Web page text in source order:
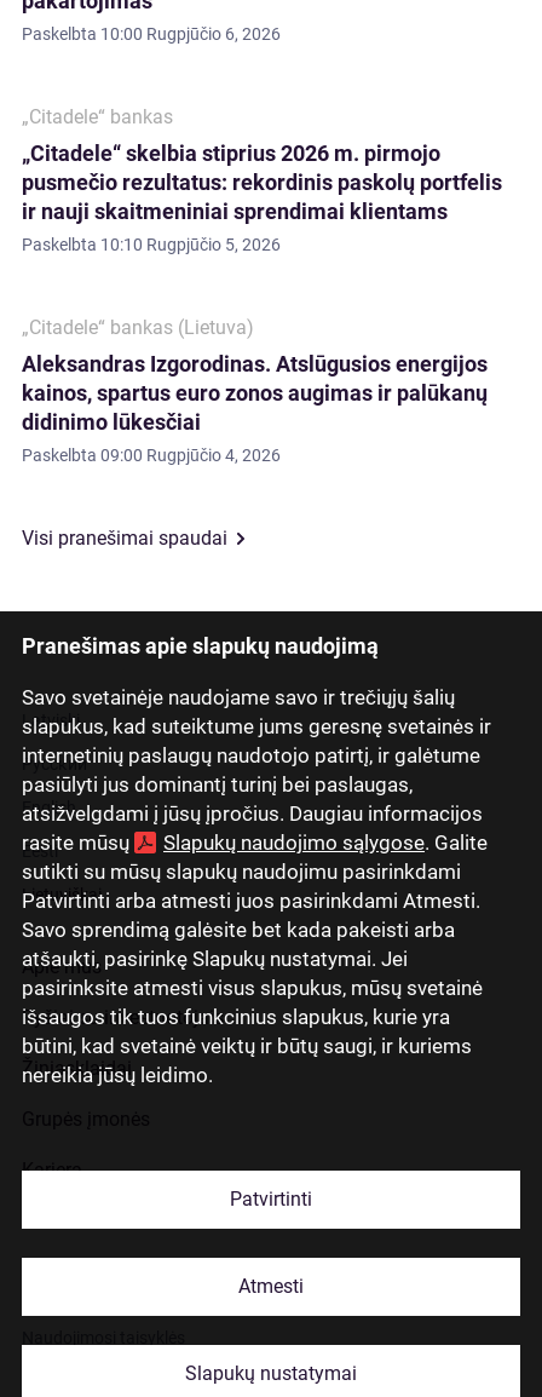
Pranešimas apie slapukų naudojimą
Savo svetainėje naudojame savo ir trečiųjų šalių
slapukus, kad suteiktume jums geresnę svetainės ir
internetinių paslaugų naudotojo patirtį, ir galėtume
pasiūlyti jus dominantį turinį bei paslaugas,
atsižvelgdami į jūsų įpročius. Daugiau informacijos
rasite mūsų
Slapukų naudojimo sąlygose. Galite
sutikti su mūsų slapukų naudojimu pasirinkdami
Patvirtinti arba atmesti juos pasirinkdami Atmesti.
Savo sprendimą galėsite bet kada pakeisti arba
atšaukti, pasirinkę Slapukų nustatymai. Jei
pasirinksite atmesti visus slapukus, mūsų svetainė
išsaugos tik tuos funkcinius slapukus, kurie yra
būtini, kad svetainė veiktų ir būtų saugi, ir kuriems
nereikia jūsų leidimo.
Patvirtinti
Atmesti
Slapukų nustatymai
Paskelbta 10:00 Rugpjūčio 6, 2026
„Citadele“ bankas
„Citadele“ skelbia stiprius 2026 m. pirmojo
pusmečio rezultatus: rekordinis paskolų portfelis
ir nauji skaitmeniniai sprendimai klientams
Paskelbta 10:10 Rugpjūčio 5, 2026
„Citadele“ bankas (Lietuva)
Aleksandras Izgorodinas. Atslūgusios energijos
kainos, spartus euro zonos augimas ir palūkanų
didinimo lūkesčiai
Paskelbta 09:00 Rugpjūčio 4, 2026
Visi pranešimai spaudai
Latviski
Русский
English
Eesti
Lietuviškai
Apie mus
Ryšiai su investuotojais
Žiniasklaidai
Karjera
© 2026 Citadele Group